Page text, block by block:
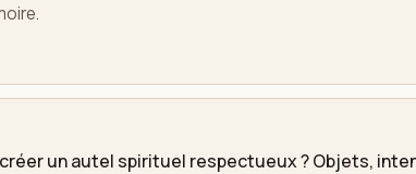
un autel spirituel respectueux ? Objets,